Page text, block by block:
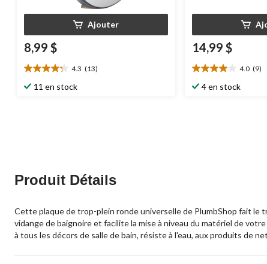
Ajouter
8,99 $
4.3 (13)
4.3
étoile(s)
11 en stock
14,99 $
4.0 (9)
4.0
étoile(s)
4 en stock
Produit Détails
Cette plaque de trop-plein ronde universelle de PlumbShop fait le
vidange de baignoire et facilite la mise à niveau du matériel de
à tous les décors de salle de bain, résiste à l'eau, aux produits de